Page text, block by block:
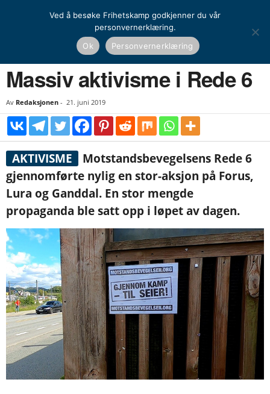
Aktivisme Massiv aktivisme i Rede 6
AKTIVISME
Massiv aktivisme i Rede 6
Av Redaksjonen - 21. juni 2019
AKTIVISME
Motstandsbevegelsens Rede 6
gjennomførte nylig en stor-aksjon på Forus,
Lura og Ganddal. En stor mengde
propaganda ble satt opp i løpet av dagen.
Ved å besøke Frihetskamp godkjenner du vår
personvernerklæring.
Ok
Personvernerklæring